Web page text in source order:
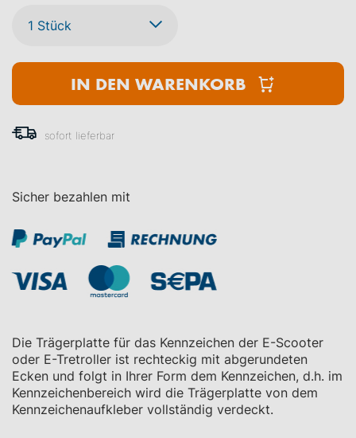
IN DEN WARENKORB
sofort lieferbar
Sicher bezahlen mit
Die Trägerplatte für das Kennzeichen der E-Scooter
oder E-Tretroller ist rechteckig mit abgerundeten
Ecken und folgt in Ihrer Form dem Kennzeichen, d.h. im
Kennzeichenbereich wird die Trägerplatte von dem
Kennzeichenaufkleber vollständig verdeckt.